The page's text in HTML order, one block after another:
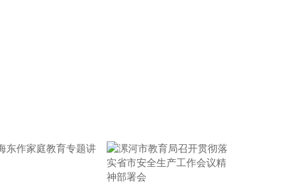
双方将充分发挥各自优势，强化资源共享、优势
补，加快培育新质生产力，着力打造一批可复制、
推广的示范应用场景，为智慧绿色港口建设注入强